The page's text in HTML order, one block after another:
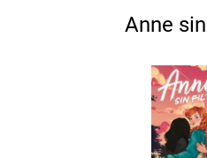
Anne